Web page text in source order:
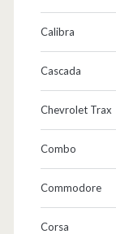
Calibra
Cascada
Chevrolet Trax
Combo
Commodore
Corsa